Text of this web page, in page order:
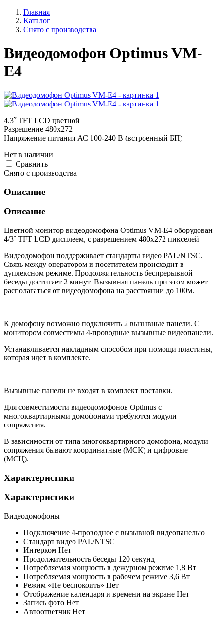
Главная
Каталог
Снято с производства
Видеодомофон Optimus VM-
E4
4.3˝ TFT LCD цветной
Разрешение 480х272
Напряжение питания АС 100-240 В (встроенный БП)
Нет в наличии
Cравнить
Снято с производства
Описание
Описание
Цветной монитор видеодомофона Optimus VM-Е4 оборудован
4/3˝ TFT LCD дисплеем, с разрешением 480х272 пикселей.
Видеодомофон поддерживает стандарты видео PAL/NTSC.
Связь между оператором и посетителем происходит в
дуплексном режиме. Продолжительность беспрерывной
беседы достигает 2 минут. Вызывная панель при этом может
располагаться от видеодомофона на расстоянии до 100м.
К домофону возможно подключить 2 вызывные панели. С
монитором совместимы 4-проводные вызывные видеопанели.
Устанавливается накладным способом при помощи пластины,
которая идет в комплекте.
Вызывные панели не входят в комплект поставки.
Для совместимости видеодомофонов Optimus с
многоквартирными домофонами требуются модули
сопряжения.
В зависимости от типа многоквартирного домофона, модули
сопряжения бывают координатные (МСК) и цифровые
(МСЦ).
Характеристики
Характеристики
Видеодомофоны
Подключение 4-проводное с вызывной видеопанелью
Стандарт видео PAL/NTSC
Интерком Нет
Продолжительность беседы 120 секунд
Потребляемая мощность в дежурном режиме 1,8 Вт
Потребляемая мощность в рабочем режиме 3,6 Вт
Режим «Не беспокоить» Нет
Отображение календаря и времени на экране Нет
Запись фото Нет
Автоответчик Нет